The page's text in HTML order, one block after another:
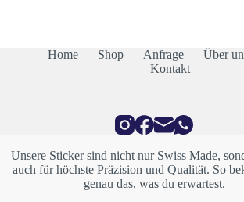
Home Shop Anfrage Über
Kontakt
Unsere Sticker sind nicht nur Swiss Made,
auch für höchste Präzision und Qualität. So
genau das, was du erwartest.